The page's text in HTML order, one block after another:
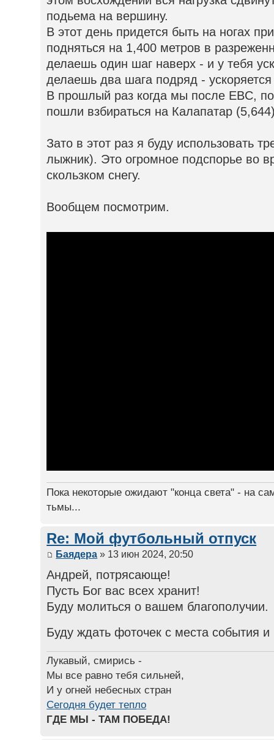
подьемa на вершину.
В этот день придется быть на ногах
подняться на 1,400 метров в
делаешь один шаг наверх - и у тебя
делаешь два шага подряд -
В прошлый раз когда мы после EBC,
пошли взбираться на Калапатар
Зато в этот раз я буду использовать
лыжник). Это огромное подспорье во
скользком снегу.
Вообщем посмотрим.
Пока некоторые ожидают "конца света" - на
тьмы...
Re: Мой футбольный отпуск
Баядера » 13 июн 2024, 20:50
Андрей, потрясающе!
Пусть Бог вас всех хранит!
Буду молиться о вашем благополучии.
Буду ждать фоточек с места события
Лукавый, смирись -
Мы все равно тебя сильней,
И у огней небесных стран
Сегодня будет тепло
ГДЕ МЫ - ТАМ ПОБЕДА!